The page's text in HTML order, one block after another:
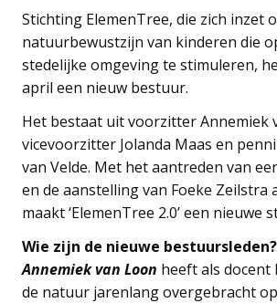
Stichting ElemenTree, die zich inzet
natuurbewustzijn van kinderen die
stedelijke omgeving te stimuleren,
april een nieuw bestuur.
Het bestaat uit voorzitter Annemiek
vicevoorzitter Jolanda Maas en
van Velde. Met het aantreden van
en de aanstelling van Foeke Zeilstra
maakt ‘ElemenTree 2.0’ een nieuwe
Wie zijn de nieuwe bestuursleden?
Annemiek van Loon heeft als
de natuur jarenlang overgebracht